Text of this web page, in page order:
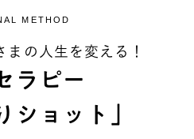
METHOD
まの人生を変える！
ラピー
ショット」